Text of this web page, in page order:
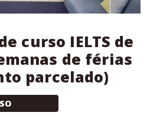
curso IELTS de
de férias
parcelado)